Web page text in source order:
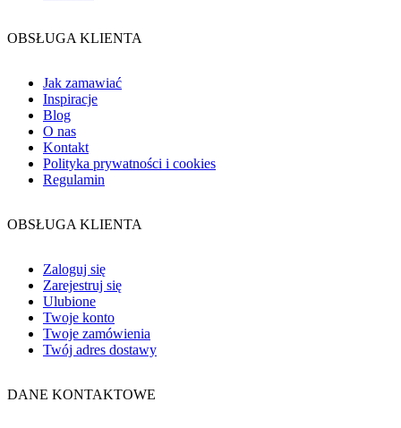
OBSŁUGA KLIENTA
Jak zamawiać
Inspiracje
Blog
O nas
Kontakt
Polityka prywatności i cookies
Regulamin
OBSŁUGA KLIENTA
Zaloguj się
Zarejestruj się
Ulubione
Twoje konto
Twoje zamówienia
Twój adres dostawy
DANE KONTAKTOWE